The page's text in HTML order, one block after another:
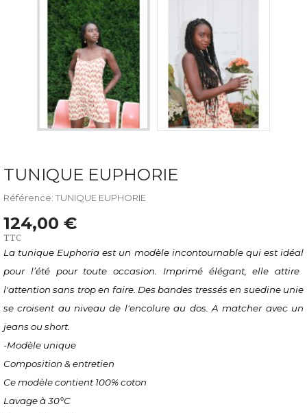
TUNIQUE EUPHORIE
Référence: TUNIQUE EUPHORIE
124,00 €
TTC
La tunique Euphoriaest un modèle incontournable qui est idéal
pour l’été pour toute occasion. Imprimé élégant, elle attire
l'attention sans trop en faire. Des bandes tressés en suedine unie
se croisent au niveau de l'encolureau dos. A matcher avec un
jeans ou short.
-Modèle unique
Composition & entretien
Ce modèle contient100% coton
Lavage à 30°C